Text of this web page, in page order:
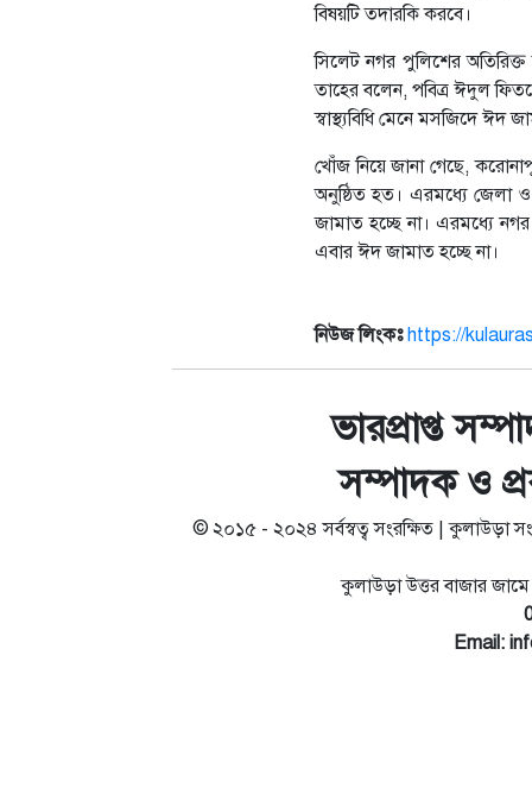
বিষয়টি তদারকি করবে।
সিলেট নগর পুলিশের
তাহের বলেন, পবিত্র ঈদুল
স্বাস্থ্যবিধি মেনে মসজিদে ঈদ
খোঁজ নিয়ে জানা গেছে,
অনুষ্ঠিত হত। এরমধ্যে জেলা
জামাত হচ্ছে না। এরমধ্যে
এবার ঈদ জামাত হচ্ছে না।
নিউজ লিংকঃhttps://
ভারপ্রাপ্ত
সম্পাদক ও
© ২০১৫ - ২০২৪ সর্বস্বত্ব সংরক্ষিত | কুলাউড়া
কুলাউড়া উত্তর বাজার
Email: